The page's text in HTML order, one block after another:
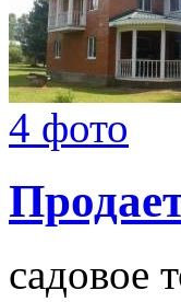
4 фото
садовое